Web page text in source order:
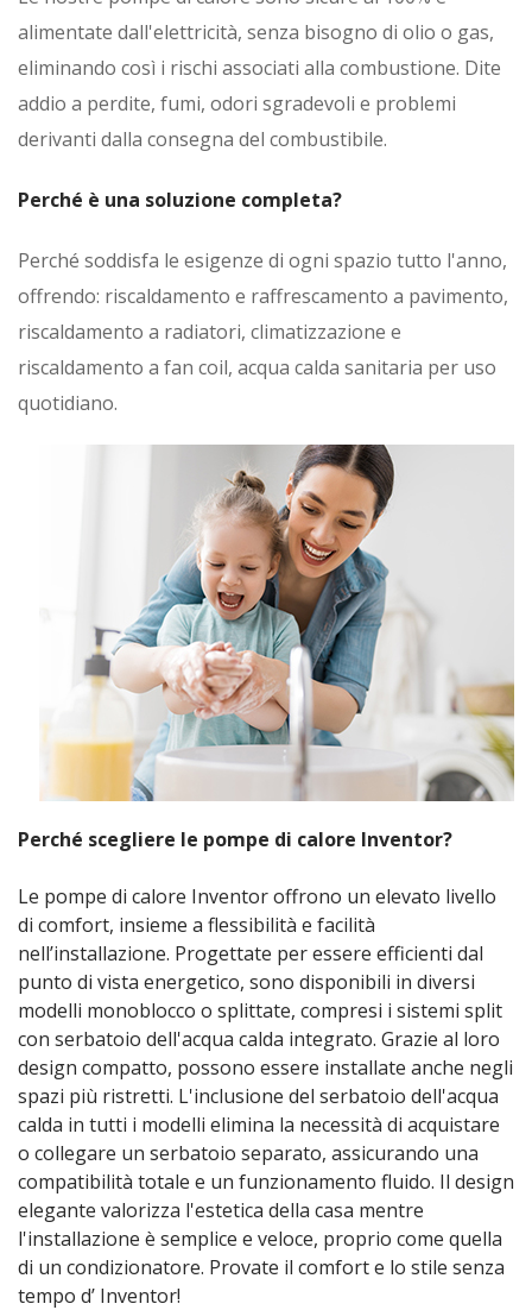
alimentate dall'elettricità, senza bisogno di olio o gas,
eliminando così i rischi associati alla combustione. Dite
addio a perdite, fumi, odori sgradevoli e problemi
derivanti dalla consegna del combustibile.
Perché è una soluzione completa?
Perché soddisfa le esigenze di ogni spazio tutto l'anno,
offrendo: riscaldamento e raffrescamento a pavimento,
riscaldamento a radiatori, climatizzazione e
riscaldamento a fan coil, acqua calda sanitaria per uso
quotidiano.
Perché scegliere le pompe di calore Inventor?
Le pompe di calore Inventor offrono un elevato livello
di comfort, insieme a flessibilità e facilità
nell’installazione. Progettate per essere efficienti dal
punto di vista energetico, sono disponibili in diversi
modelli monoblocco o splittate, compresi i sistemi split
con serbatoio dell'acqua calda integrato. Grazie al loro
design compatto, possono essere installate anche negli
spazi più ristretti. L'inclusione del serbatoio dell'acqua
calda in tutti i modelli elimina la necessità di acquistare
o collegare un serbatoio separato, assicurando una
compatibilità totale e un funzionamento fluido. Il design
elegante valorizza l'estetica della casa mentre
l'installazione è semplice e veloce, proprio come quella
di un condizionatore. Provate il comfort e lo stile senza
tempo d’ Inventor!